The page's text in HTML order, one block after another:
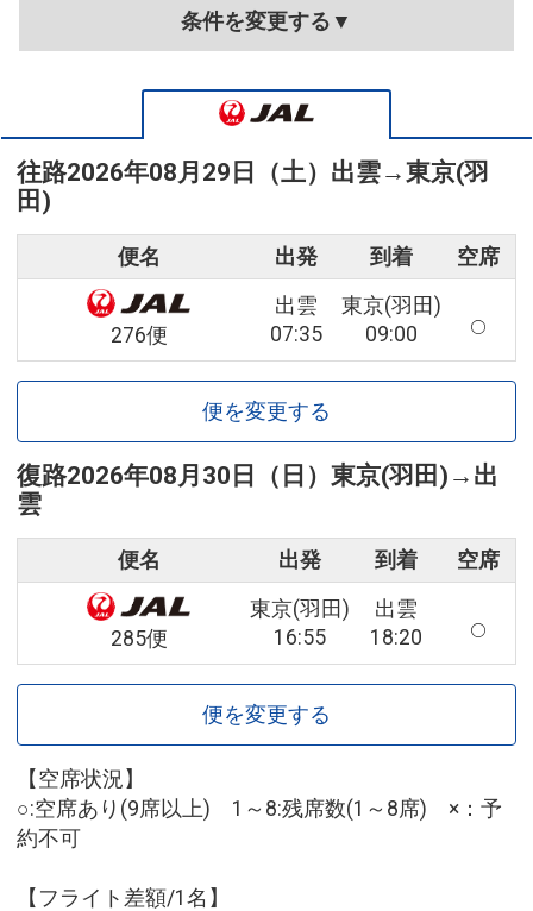
条件を変更する▼
往路2026年08月29日（土） 出雲→東京(羽
田)
便名 出発 到着 空席
276便
出雲
07:35
東京(羽田)
09:00
便を変更する
復路2026年08月30日（日） 東京(羽田) → 出
雲
便名 出発 到着 空席
285便
東京(羽田)
16:55
出雲
18:20
便を変更する
【空席状況】
○:空席あり(9席以上) 1～8:残席数(1～8席) ×：予
約不可
【フライト差額/1名】